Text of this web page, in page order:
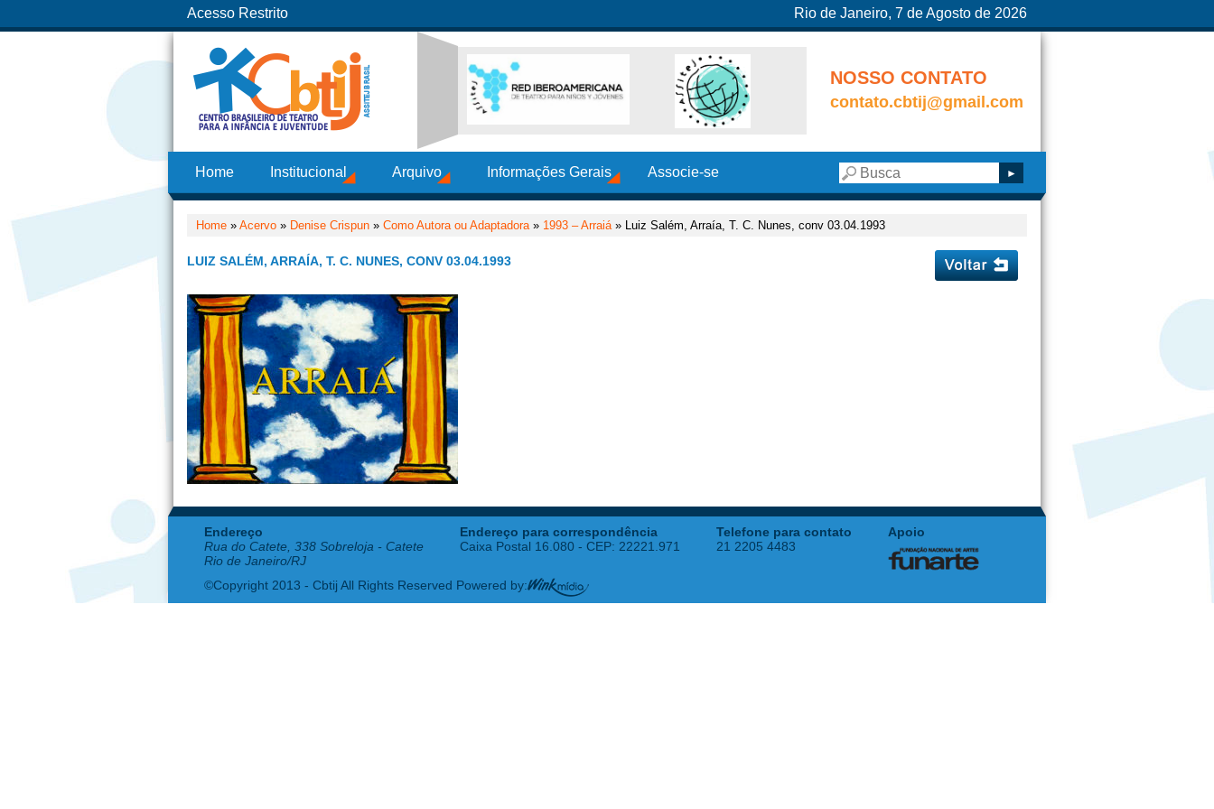
Acesso Restrito Rio de Janeiro, 7 de Agosto de 2026
NOSSO CONTATO
contato.cbtij@gmail.com
Home Institucional Arquivo Informações Gerais Associe-se
Home » Acervo » Denise Crispun » Como Autora ou Adaptadora» 1993 – Arraiá» Luiz Salém, Arraía, T. C. Nunes, conv 03.04.1993
LUIZ SALÉM, ARRAÍA, T. C. NUNES, CONV 03.04.1993
Endereço
Rua do Catete, 338 Sobreloja - Catete
Rio de Janeiro/RJ
Endereço para correspondência
Caixa Postal 16.080 - CEP: 22221.971
Telefone para contato
21 2205 4483
Apoio
©Copyright 2013 - Cbtij All Rights Reserved Powered by: